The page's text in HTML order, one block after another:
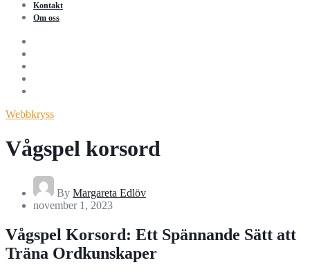
Kontakt
Om oss
Webbkryss
Vågspel korsord
By Margareta Edlöv
november 1, 2023
Vågspel Korsord: Ett Spännande Sätt att
Träna Ordkunskaper